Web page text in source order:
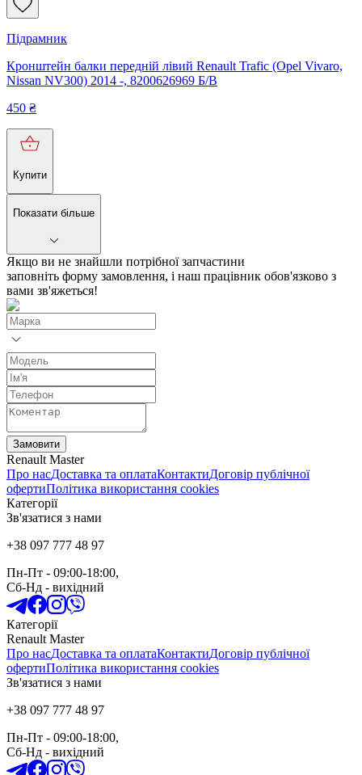
Підрамник
Кронштейн балки передній лівий Renault Trafic (Opel Vivaro,
Nissan NV300) 2014 -, 8200626969 Б/В
450 ₴
Купити
Показати більше
Якщо ви не знайшли потрібної запчастини
заповніть форму замовлення, і наш працівник обов'язково з
вами зв'яжеться!
Замовити
Renault Master
Про насДоставка та оплатаКонтактиДоговір публічної
офертиПолітика використання cookies
Категорії
Зв'язатися з нами
+38 097 777 48 97
Пн-Пт - 09:00-18:00,
Сб-Нд - вихідний
Категорії
Renault Master
Про насДоставка та оплатаКонтактиДоговір публічної
офертиПолітика використання cookies
Зв'язатися з нами
+38 097 777 48 97
Пн-Пт - 09:00-18:00,
Сб-Нд - вихідний